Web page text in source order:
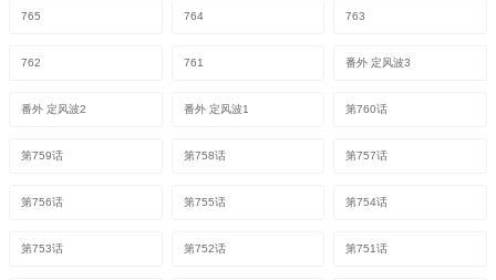
765 764 763
762 761 番外 定风波3
番外 定风波2 番外 定风波1 第760话
第759话 第758话 第757话
第756话 第755话 第754话
第753话 第752话 第751话